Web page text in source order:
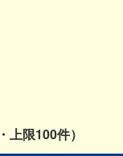
限100件）